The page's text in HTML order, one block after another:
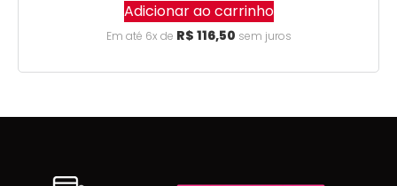
Adicionar ao carrinho
Em até 6x de R$ 116,50 sem juros